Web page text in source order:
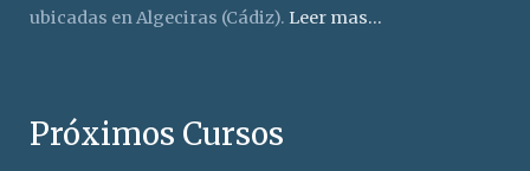
ubicadas en Algeciras (Cádiz). Leer mas...
Próximos Cursos